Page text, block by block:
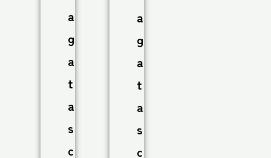
a
g
a
t
a
s
c
a
g
a
t
a
s
c